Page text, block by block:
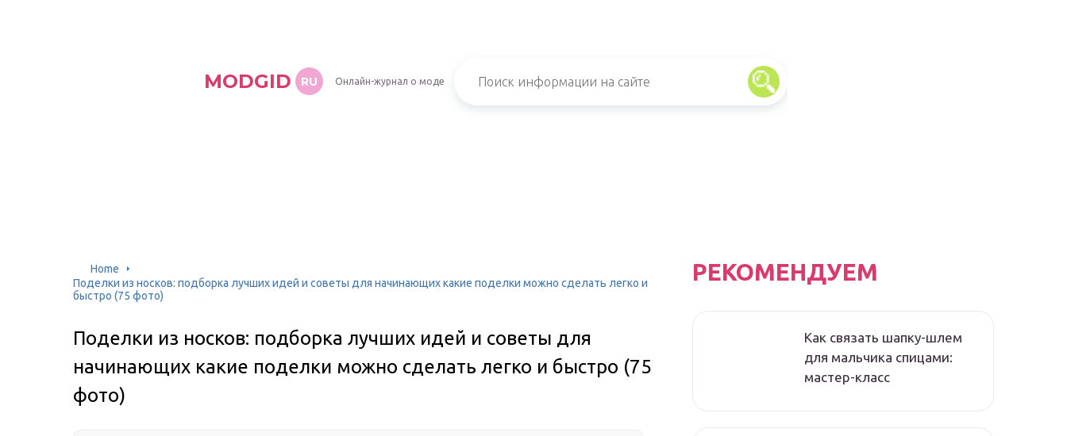
MODGID RU Онлайн-журнал о моде
Home
Поделки из носков: подборка лучших идей и советы для начинающих какие поделки можно сделать легко и
быстро (75 фото)
Поделки из носков: подборка лучших идей и советы для
начинающих какие поделки можно сделать легко и быстро (75
фото)
РЕКОМЕНДУЕМ
Как связать шапку-шлем
для мальчика спицами:
мастер-класс